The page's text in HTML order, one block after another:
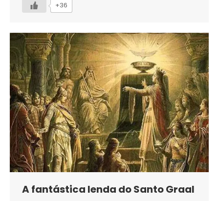
+36
A fantástica lenda do Santo Graal